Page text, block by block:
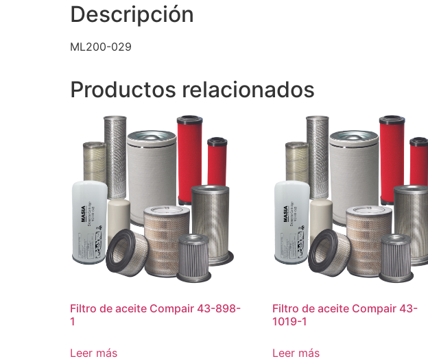
Descripción
ML200-029
Productos relacionados
Filtro de aceite Compair 43-898-
1
Leer más
Filtro de aceite Compair 43-
1019-1
Leer más